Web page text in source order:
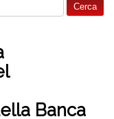
Banca